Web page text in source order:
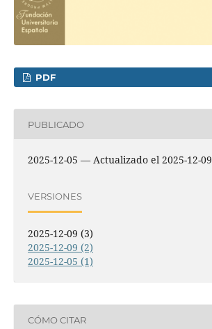
PDF
PUBLICADO
2025-12-05 — Actualizado el 2025-12-09
VERSIONES
2025-12-09 (3)
2025-12-09 (2)
2025-12-05 (1)
CÓMO CITAR